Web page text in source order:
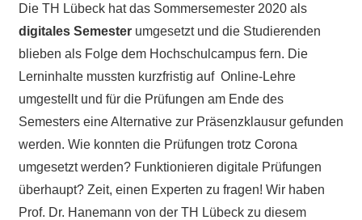
Die TH Lübeck hat das Sommersemester 2020 als
digitales Semesterumgesetzt und die Studierenden
blieben als Folge dem Hochschulcampus fern. Die
Lerninhalte mussten kurzfristig auf Online-Lehre
umgestellt und für die Prüfungen am Ende des
Semesters eine Alternative zur Präsenzklausur gefunden
werden. Wie konnten die Prüfungen trotz Corona
umgesetzt werden? Funktionieren digitale Prüfungen
überhaupt? Zeit, einen Experten zu fragen! Wir haben
Prof. Dr. Hanemann von der TH Lübeck zu diesem